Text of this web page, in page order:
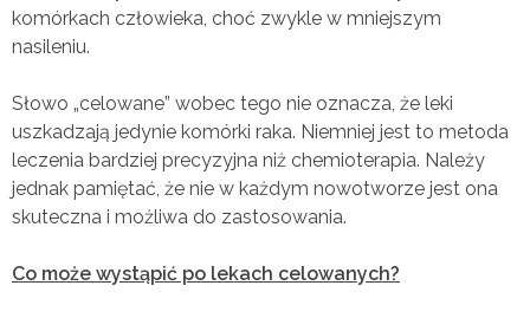
komórkach człowieka, choć zwykle w mniejszym
nasileniu.
Słowo „celowane” wobec tego nie oznacza, że leki
uszkadzają jedynie komórki raka. Niemniej jest to metoda
leczenia bardziej precyzyjna niż chemioterapia. Należy
jednak pamiętać, że nie w każdym nowotworze jest ona
skuteczna i możliwa do zastosowania.
Co może wystąpić po lekach celowanych?